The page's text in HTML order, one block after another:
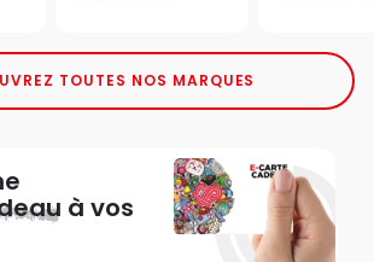
TOUTES NOS MARQUES
à vos